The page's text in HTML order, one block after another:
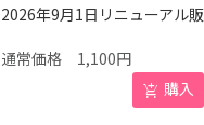
2026年9月1日リニューアル販
1,100円
購入